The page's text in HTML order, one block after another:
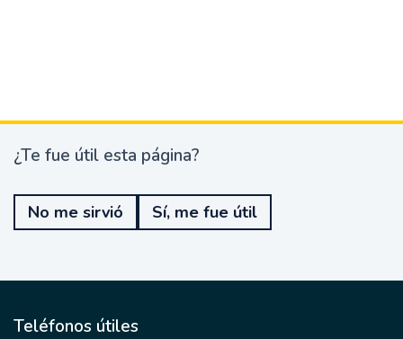
¿
e
u
t
l
¿Te fue útil esta página?
No me sirvió Sí, me fue útil
Teléfonos útiles